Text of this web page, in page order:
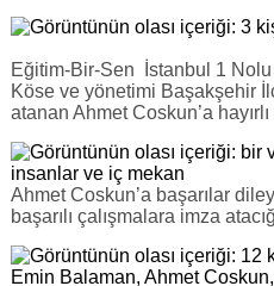
Eğitim-Bir-Sen İstanbul 1
Köse ve yönetimi Başakşehir
atanan Ahmet Coskun’a
Ahmet Coskun’a başarılar
başarılı çalışmalara imza